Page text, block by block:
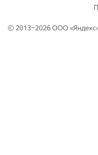
© 2013–2026 ООО «Яндекс